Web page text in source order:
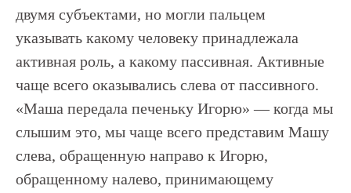
двумя субъектами, но могли пальцем
указывать какому человеку принадлежала
активная роль, а какому пассивная. Активные
чаще всего оказывались слева от пассивного.
«Маша передала печеньку Игорю» — когда мы
слышим это, мы чаще всего представим Машу
слева, обращенную направо к Игорю,
обращенному налево, принимающему